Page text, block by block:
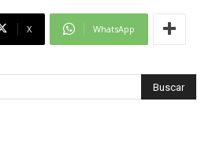
X WhatsApp